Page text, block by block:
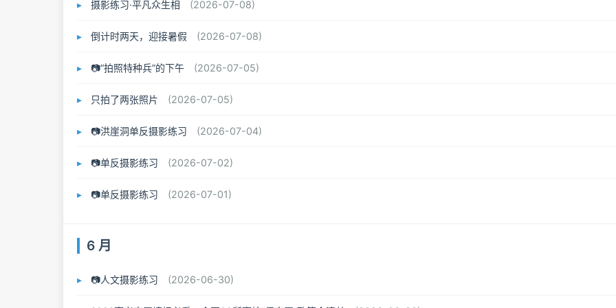
摄影练习·平凡众生相 (2026-07-08)
倒计时两天，迎接暑假 (2026-07-08)
📷“拍照特种兵”的下午 (2026-07-05)
只拍了两张照片 (2026-07-05)
📷洪崖洞单反摄影练习 (2026-07-04)
📷单反摄影练习 (2026-07-02)
📷单反摄影练习 (2026-07-01)
6 月
📷人文摄影练习 (2026-06-30)